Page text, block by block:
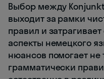
Выбор между
выходит за рамки
правил и
аспекты немецкого
нюансов помогает не
грамматически